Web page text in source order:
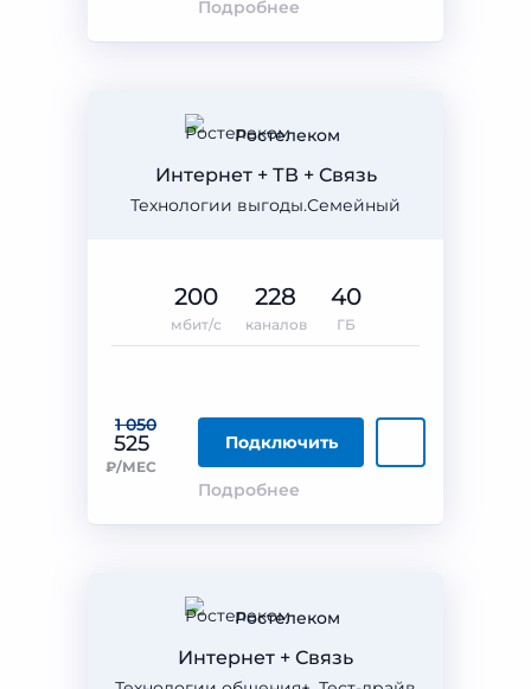
Подробнее
Ростелеком
Технологии выгоды.Семейный
Интернет + ТВ + Связь
1 050
525
₽/МЕС
Подключить
Подробнее
200
мбит/с
228
каналов
40
ГБ
Ростелеком
Интернет + Связь